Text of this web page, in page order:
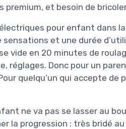
et besoin de
pour enfant dans
sensations et une durée
vide en 20 minutes de
réglages. Donc pour un
quelqu’un qui accepte de
ne va pas se lasser au
la progression : très bridé